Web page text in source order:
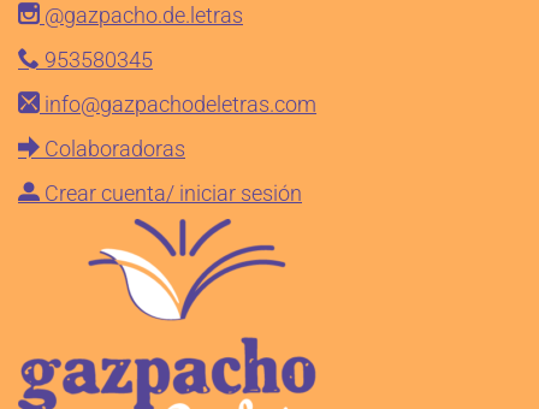
@gazpacho.de.letras
953580345
info@gazpachodeletras.com
Colaboradoras
Crear cuenta/ iniciar sesión